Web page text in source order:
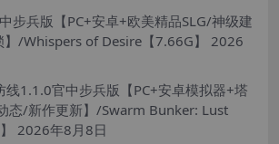
步兵版【PC+安卓+欧美精品SLG/神级建
/Whispers of Desire【7.66G】
2026
线1.1.0官中步兵版【PC+安卓模拟器+塔
态/新作更新】/Swarm Bunker: Lust
2026年8月8日